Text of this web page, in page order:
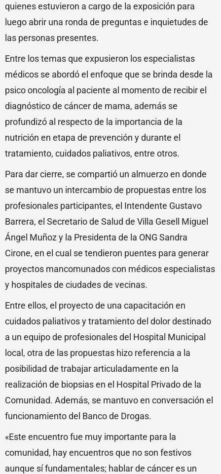
quienes estuvieron a cargo de la exposición para
luego abrir una ronda de preguntas e inquietudes de
las personas presentes.
Entre los temas que expusieron los especialistas
médicos se abordó el enfoque que se brinda desde la
psico oncología al paciente al momento de recibir el
diagnóstico de cáncer de mama, además se
profundizó al respecto de la importancia de la
nutrición en etapa de prevención y durante el
tratamiento, cuidados paliativos, entre otros.
Para dar cierre, se compartió un almuerzo en donde
se mantuvo un intercambio de propuestas entre los
profesionales participantes, el Intendente Gustavo
Barrera, el Secretario de Salud de Villa Gesell Miguel
Ángel Muñoz y la Presidenta de la ONG Sandra
Cirone, en el cual se tendieron puentes para generar
proyectos mancomunados con médicos especialistas
y hospitales de ciudades de vecinas.
Entre ellos, el proyecto de una capacitación en
cuidados paliativos y tratamiento del dolor destinado
a un equipo de profesionales del Hospital Municipal
local, otra de las propuestas hizo referencia a la
posibilidad de trabajar articuladamente en la
realización de biopsias en el Hospital Privado de la
Comunidad. Además, se mantuvo en conversación el
funcionamiento del Banco de Drogas.
«Este encuentro fue muy importante para la
comunidad, hay encuentros que no son festivos
aunque sí fundamentales; hablar de cáncer es un